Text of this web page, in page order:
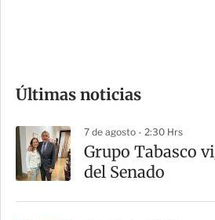
m
a
r
t
Últimas noticias
7 de agosto - 2:30 Hrs
Grupo Tabasco
del Senado